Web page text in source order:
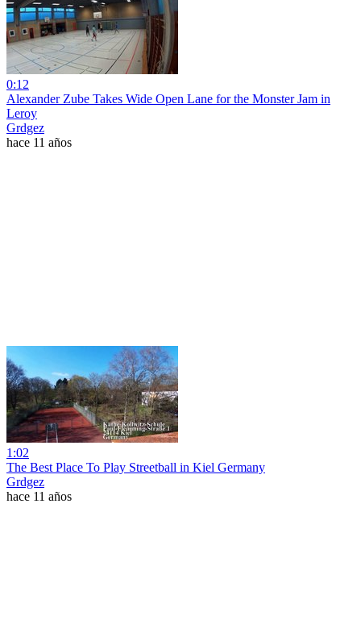
0:12
Alexander Zube Takes Wide Open Lane for the Monster Jam in
Leroy
Grdgez
hace 11 años
1:02
The Best Place To Play Streetball in Kiel Germany
Grdgez
hace 11 años